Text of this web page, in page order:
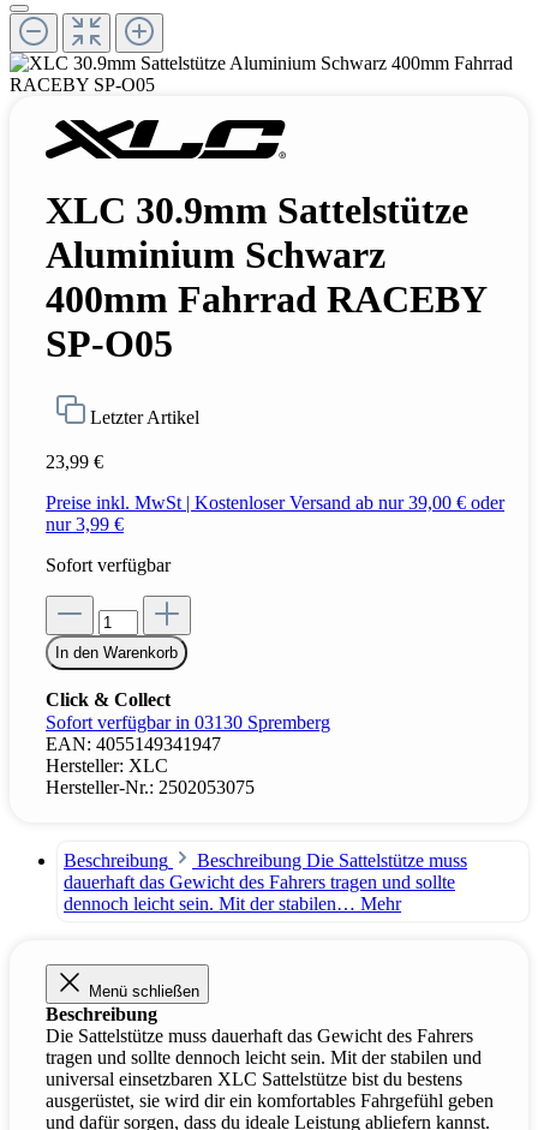
XLC 30.9mm Sattelstütze
Aluminium Schwarz
400mm Fahrrad RACEBY
SP-O05
Letzter Artikel
23,99 €
Preise inkl. MwSt | Kostenloser Versand ab nur 39,00 € oder
nur 3,99 €
Sofort verfügbar
In den Warenkorb
Click & Collect
Sofort verfügbar in 03130 Spremberg
EAN: 4055149341947
Hersteller: XLC
Hersteller-Nr.: 2502053075
Beschreibung
Beschreibung Die Sattelstütze muss
dauerhaft das Gewicht des Fahrers tragen und sollte
dennoch leicht sein. Mit der stabilen… Mehr
Menü schließen
Beschreibung
Die Sattelstütze muss dauerhaft das Gewicht des Fahrers
tragen und sollte dennoch leicht sein. Mit der stabilen und
universal einsetzbaren XLC Sattelstütze bist du bestens
ausgerüstet, sie wird dir ein komfortables Fahrgefühl geben
und dafür sorgen, dass du ideale Leistung abliefern kannst.